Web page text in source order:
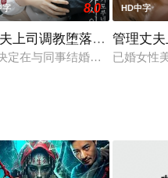
居米卡（也是情妇）建立了
字 8.0
上司调教堕落的妻子
定在与同事结婚的同时辞职
HD中字
管理丈
已婚女性